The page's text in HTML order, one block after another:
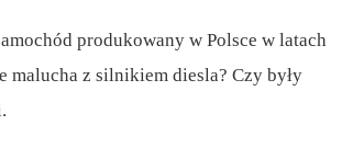
produkowany w Polsce w latach
malucha z silnikiem diesla? Czy były